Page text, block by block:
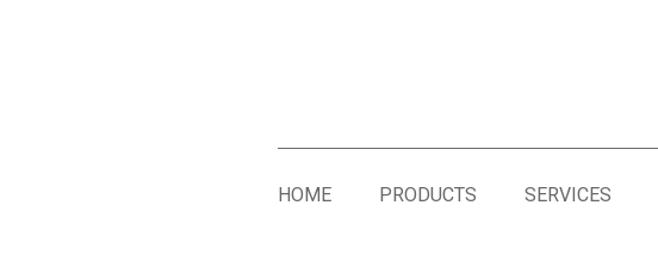
HOME PRODUCTS SERVICES